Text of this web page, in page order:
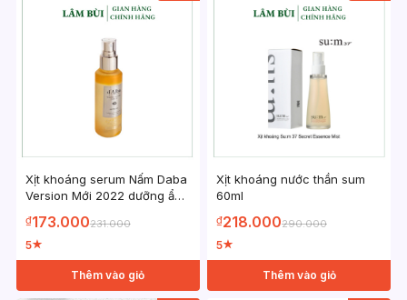
Xịt khoáng serum Nấm Daba
Version Mới 2022 dưỡng ẩm
₫173.000231.000
5★
Thêm vào giỏ
Xịt khoáng nước thần sum
60ml
₫218.000290.000
5★
Thêm vào giỏ